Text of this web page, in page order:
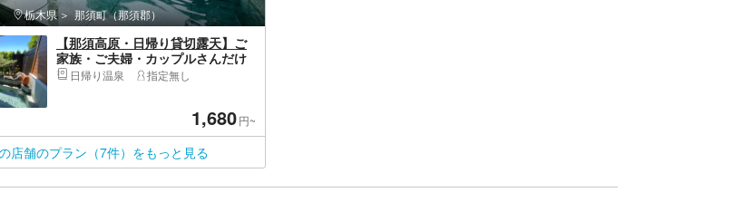
栃木県 那須町（那須郡）
【那須高原・日帰り貸切露天】ご
家族・ご夫婦・カップルさんだけ
のプライベート空間
日帰り温泉 指定無し
1,680円~
店舗のプラン（7件）をもっと見る